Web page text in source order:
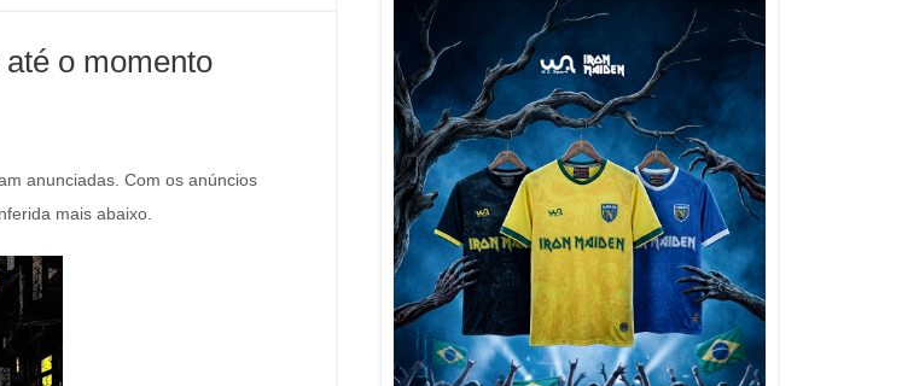
o momento
anunciadas. Com os anúncios
mais abaixo.